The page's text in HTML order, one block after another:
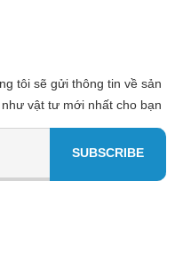
tôi sẽ gửi thông tin về sản
vật tư mới nhất cho bạn